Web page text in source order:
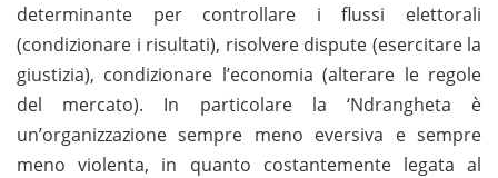
determinante per controllare i flussi elettorali
(condizionare i risultati), risolvere dispute (esercitare la
giustizia), condizionare l’economia (alterare le regole
del mercato). In particolare la ‘Ndrangheta è
un’organizzazione sempre meno eversiva e sempre
meno violenta, in quanto costantemente legata al